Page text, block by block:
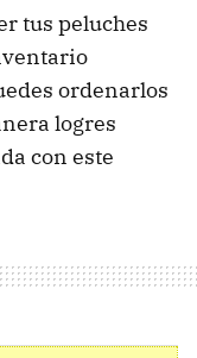
tus peluches
ordenarlos
logres
con este